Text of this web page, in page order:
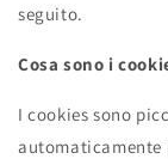
seguito.
Cosa sono i
I cookies sono
automaticamente